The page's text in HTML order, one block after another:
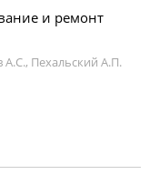
и ремонт
Пехальский А.П.